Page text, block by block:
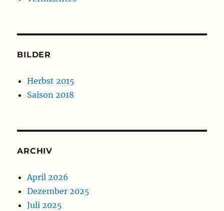
BILDER
Herbst 2015
Saison 2018
ARCHIV
April 2026
Dezember 2025
Juli 2025